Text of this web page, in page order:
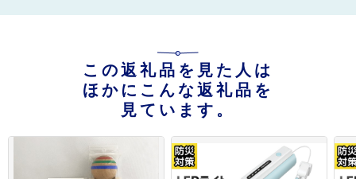
この返礼品を見た人は
ほかにこんな返礼品を
見ています。